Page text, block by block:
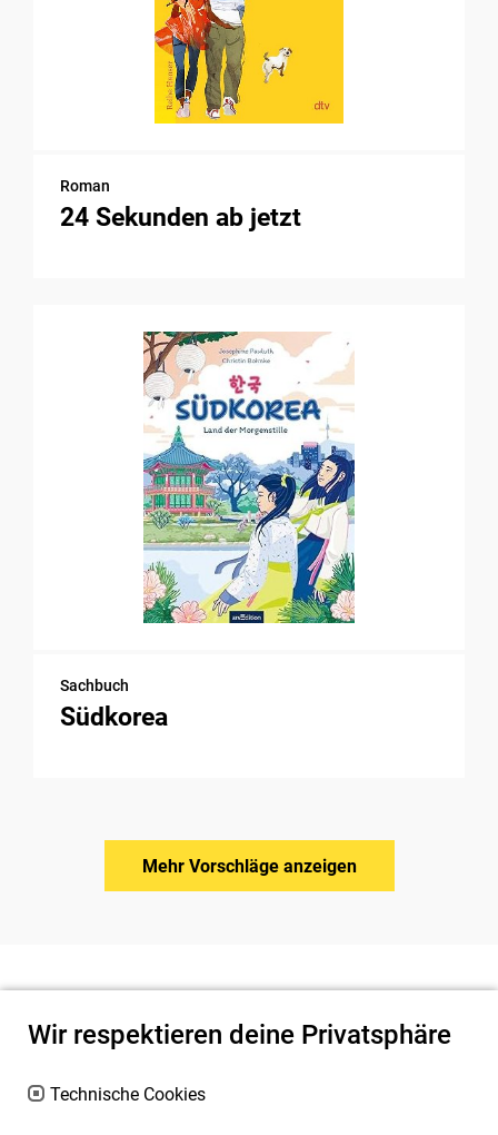
Roman
24 Sekunden ab jetzt
Sachbuch
Südkorea
Mehr Vorschläge anzeigen
Wir respektieren deine Privatsphäre
Technische Cookies